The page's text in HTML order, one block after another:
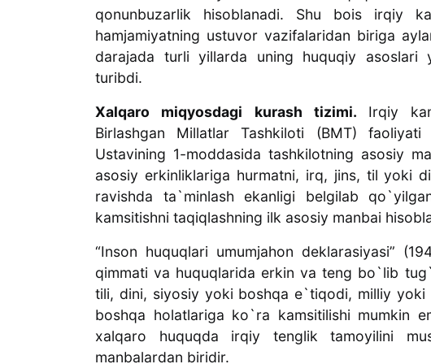
qonunbuzarlik hisoblanadi. Shu bois irqiy
hamjamiyatning ustuvor vazifalaridan biriga
darajada turli yillarda uning huquqiy asoslari
turibdi.
Xalqaro miqyosdagi kurash tizimi. Irqiy
Birlashgan Millatlar Tashkiloti (BMT)
Ustavining 1-moddasida tashkilotning asosiy
asosiy erkinliklariga hurmatni, irq, jins, til yoki
ravishda ta`minlash ekanligi belgilab
kamsitishni taqiqlashning ilk asosiy manbai
“Inson huquqlari umumjahon deklarasiyasi”
qimmati va huquqlarida erkin va teng bo`lib
tili, dini, siyosiy yoki boshqa e`tiqodi, milliy
boshqa holatlariga ko`ra kamsitilishi mumkin
xalqaro huquqda irqiy tenglik tamoyilini
manbalardan biridir.